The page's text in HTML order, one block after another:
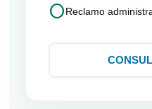
circleReclamo